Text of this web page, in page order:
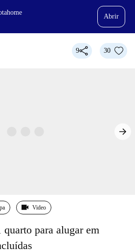
Abrir
9 30
Video
para alugar em